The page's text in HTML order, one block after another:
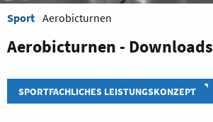
Sport Aerobicturnen
Aerobicturnen - Downloads
SPORTFACHLICHES LEISTUNGSKONZEPT